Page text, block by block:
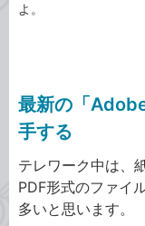
よ。
最新の「
手する
テレワーク中は、
PDF形式のファイ
多いと思います。